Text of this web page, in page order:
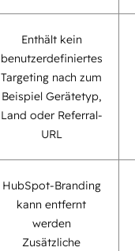
Enthält kein
benutzerdefiniertes
Targeting nach zum
Beispiel Gerätetyp,
Land oder Referral-
URL
HubSpot-Branding
kann entfernt
werden
Zusätzliche